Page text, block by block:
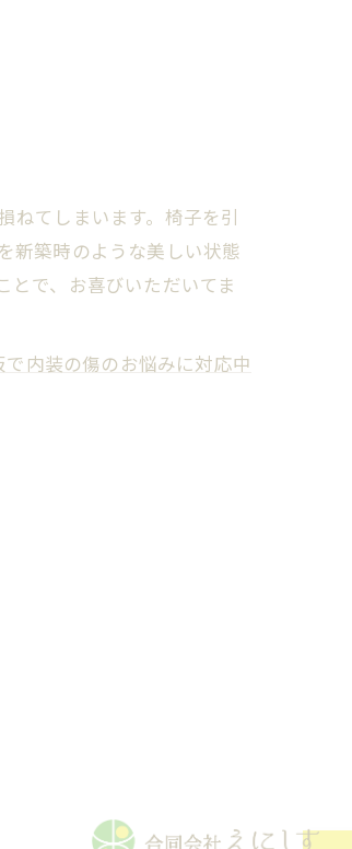
ねてしまいます。椅子を引
新築時のような美しい状態
で、お喜びいただいてま
で内装の傷のお悩みに対応中